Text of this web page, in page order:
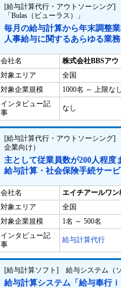
[給与計算代行・アウトソーシング
「Bulas（ビューラス）」
毎月の給与計算から年末調整
人事給与に関するあらゆる業
会社名
株式会社BBSア
対象エリア
全国
対象企業規模
1000名 ～ 上限な
インタビュー記
事
なし
[給与計算代行・アウトソーシング]
企業向け）
主として従業員数が200人程度
給与計算・社会保険手続サー
会社名
エイチアールワン
対象エリア
全国
対象企業規模
1名 ～ 500名
インタビュー記
事
給与計算代行
[給与計算ソフト] 給与システム（
給与計算システム「給与奉行